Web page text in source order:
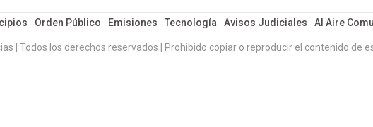
Orden Público Emisiones Tecnología Avisos Judiciales Al Aire
| Todos los derechos reservados | Prohibido copiar o reproducir el contenido de